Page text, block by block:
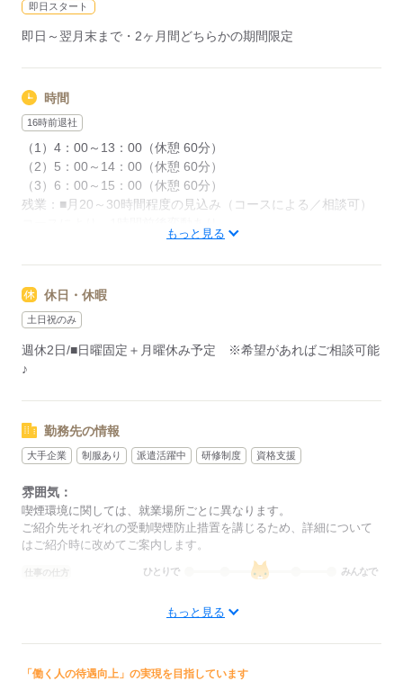
即日スタート
即日～翌月末まで・2ヶ月間どちらかの期間限定
時間
16時前退社
（1）4：00～13：00（休憩 60分）
（2）5：00～14：00（休憩 60分）
（3）6：00～15：00（休憩 60分）
残業：■月20～30時間程度の見込み（コースによる／相談可）
もっと見る
休日・休暇
土日祝のみ
週休2日/■日曜固定＋月曜休み予定 ※希望があればご相談可能
♪
勤務先の情報
大手企業 制服あり 派遣活躍中 研修制度 資格支援
雰囲気：
喫煙環境に関しては、就業場所ごとに異なります。
ご紹介先それぞれの受動喫煙防止措置を講じるため、詳細について
はご紹介時に改めてご案内します。
仕事の仕方 ひとりで みんなで
しずか
概要：
もっと見る
「働く人の待遇向上」の実現を目指しています